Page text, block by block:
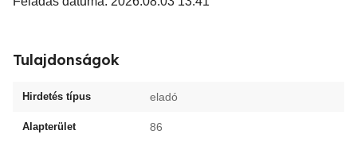
Tulajdonságok
Hirdetés típus eladó
Alapterület 86